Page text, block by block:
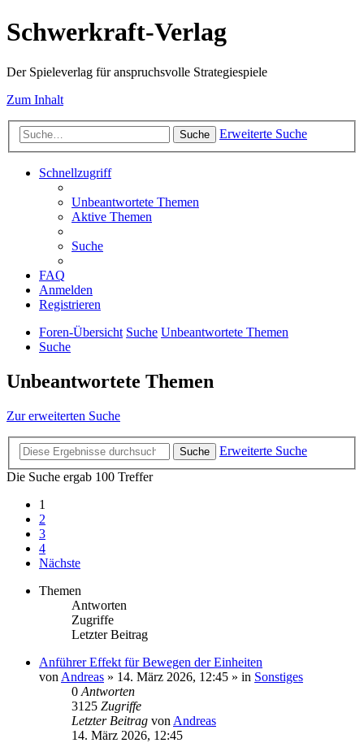
Schwerkraft-Verlag
Der Spieleverlag für anspruchsvolle Strategiespiele
Zum Inhalt
Suche Erweiterte Suche
Schnellzugriff
Unbeantwortete Themen
Aktive Themen
Suche
FAQ
Anmelden
Registrieren
Foren-Übersicht Suche Unbeantwortete Themen
Suche
Unbeantwortete Themen
Zur erweiterten Suche
Suche
Erweiterte Suche
Die Suche ergab 100 Treffer
1
2
3
4
Nächste
Themen
Antworten
Zugriffe
Letzter Beitrag
Anführer Effekt für Bewegen der Einheiten
von Andreas » 14. März 2026, 12:45 » in Sonstiges
0 Antworten
3125 Zugriffe
Letzter Beitrag von Andreas
14. März 2026, 12:45